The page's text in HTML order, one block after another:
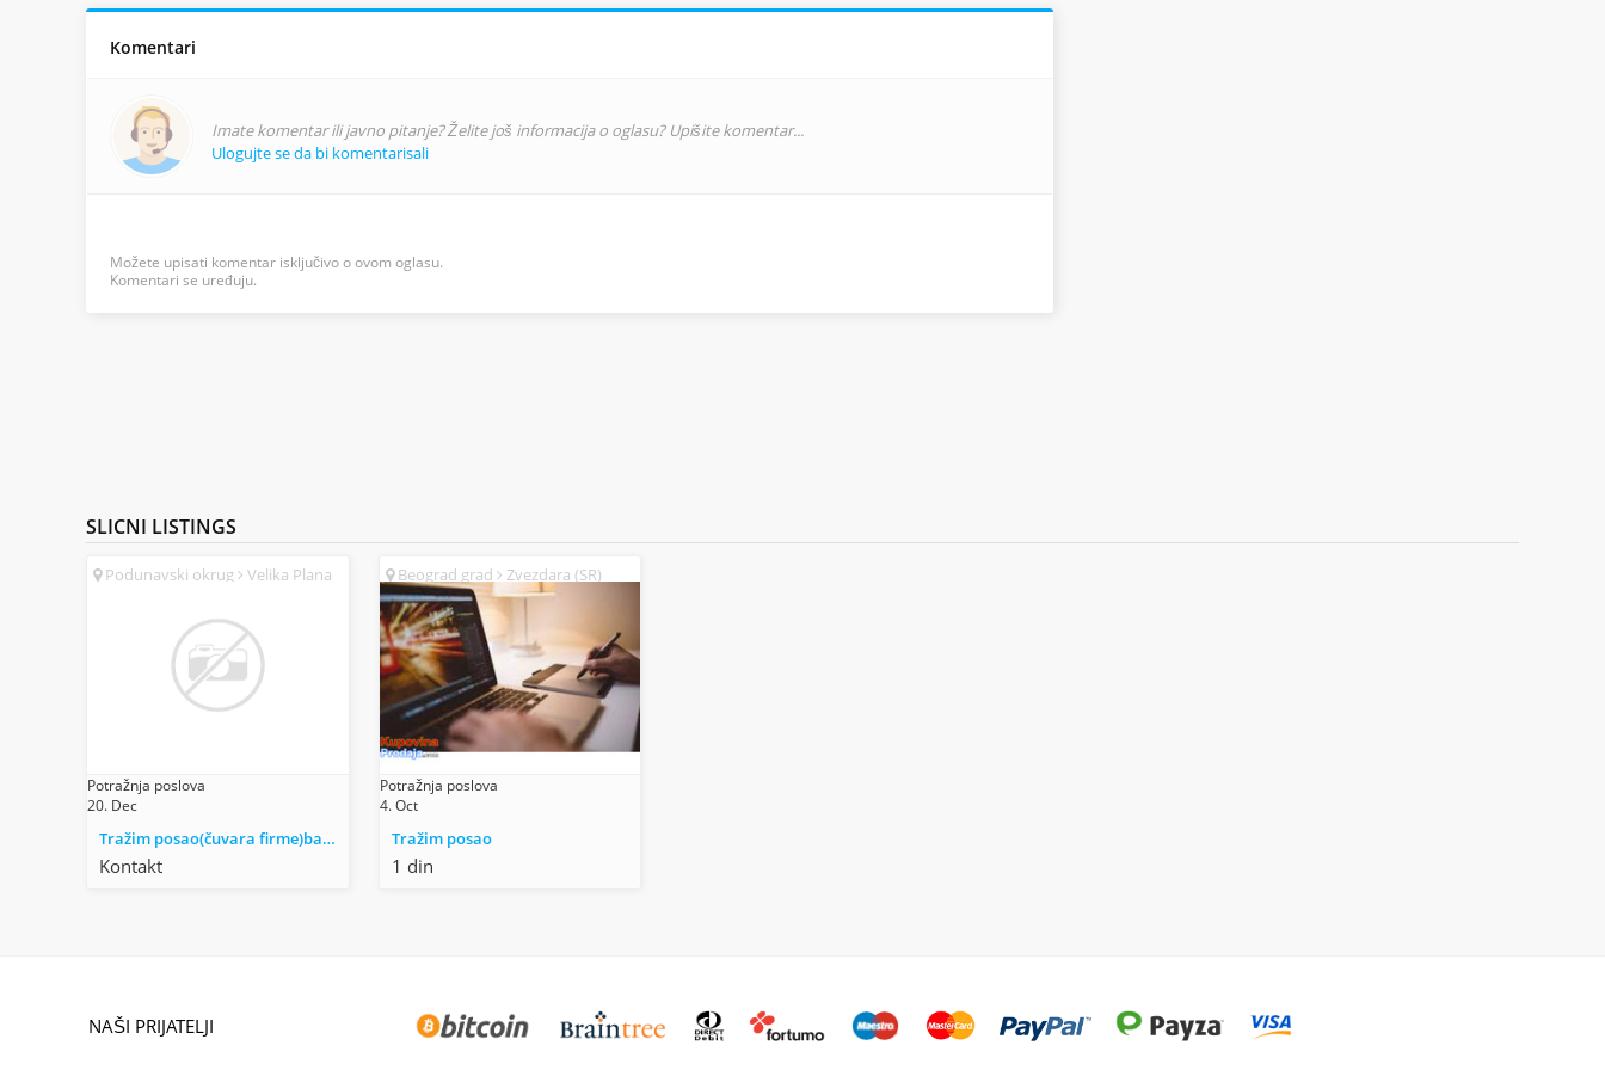
Komentari
Imate komentar ili javno pitanje? Želite još informacija o oglasu? Upišite komentar...
Ulogujte se da bi komentarisali
Možete upisati komentar isključivo o ovom oglasu.
Komentari se uređuju.
SLICNI LISTINGS
Podunavski okrug Velika Plana
Potražnja poslova
20. Dec
Tražim posao(čuvara firme)baš,u:Velikoj Plani
Kontakt
Beograd grad Zvezdara (SR)
Potražnja poslova
4. Oct
Tražim posao
1 din
NAŠI PRIJATELJI